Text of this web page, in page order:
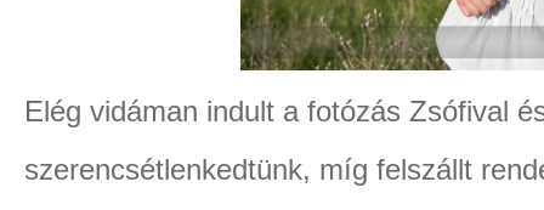
Elég vidáman indult a fotózás Zsófival
szerencsétlenkedtünk, míg felszállt